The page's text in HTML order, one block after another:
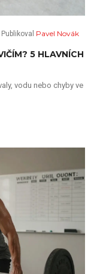
Publikoval Pavel Novák
5 HLAVNÍCH
vodu nebo chyby ve